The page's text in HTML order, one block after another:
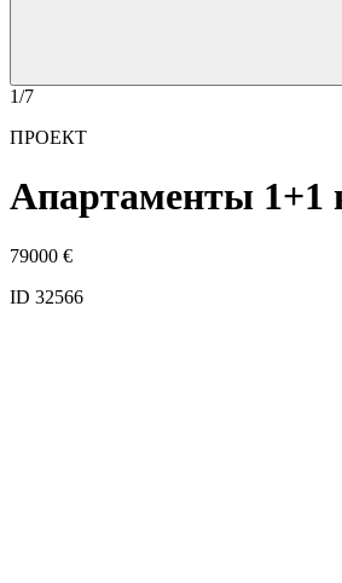
1/7
ПРОЕКТ
Апартаменты 1+1
79000 €
ID 32566